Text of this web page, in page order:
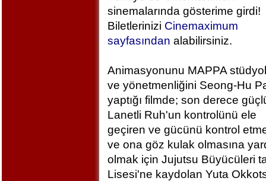
sinemalarında gösterime girdi!
Biletlerinizi Cinemaximum
sayfasından alabilirsiniz.
Animasyonunu MAPPA
ve yönetmenliğini Seong-Hu
yaptığı filmde; son derece
Lanetli Ruh'un kontrolünü ele
geçiren ve gücünü kontrol
ve ona göz kulak olmasına
olmak için Jujutsu Büyücüleri
Lisesi'ne kaydolan Yuta